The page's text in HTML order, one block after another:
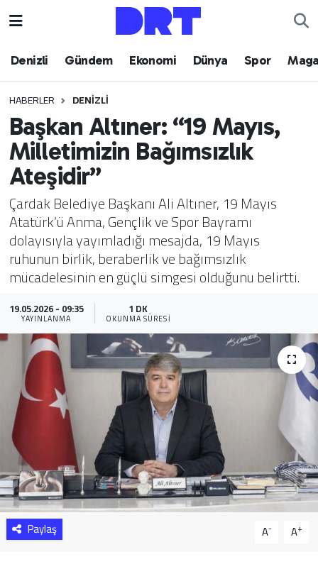
Denizli Gündem Ekonomi Dünya Spor
HABERLER DENIZLI
Başkan Altıner: “19 Mayıs,
Milletimizin Bağımsızlık
Ateşidir”
Çardak Belediye Başkanı Ali Altıner, 19 Mayıs
Atatürk’ü Anma, Gençlik ve Spor Bayramı
dolayısıyla yayımladığı mesajda, 19 Mayıs
ruhunun birlik, beraberlik ve bağımsızlık
mücadelesinin en güçlü simgesi olduğunu belirtti.
19.05.2026 - 09:35
YAYINLANMA
1 DK
OKUNMA SÜRESI
Paylaş A- A+
Denizli
Ekonomi
Dünya
Spor
Magazin
Teknoloji
Yaşam
Sağlık
Yazarlar
Resmi İlan
Resmi Reklam
Hava Durumu
Trafik Durumu
Puan Durumu ve Fikstür
Tüm Manşetler
Son Dakika Haberleri
Haber Arşivi